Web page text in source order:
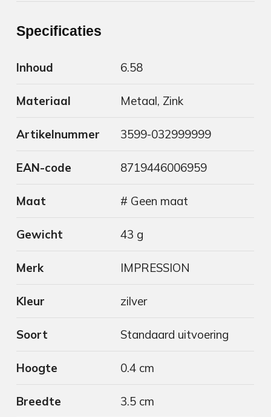
Specificaties
Inhoud 6.58
Materiaal Metaal, Zink
Artikelnummer 3599-032999999
EAN-code 8719446006959
Maat # Geen maat
Gewicht 43 g
Merk IMPRESSION
Kleur zilver
Soort Standaard uitvoering
Hoogte 0.4 cm
Breedte 3.5 cm